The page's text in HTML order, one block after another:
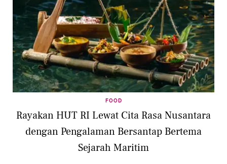
FOOD
Rayakan HUT RI Lewat Cita Rasa Nusantara
dengan Pengalaman Bersantap Bertema
Sejarah Maritim